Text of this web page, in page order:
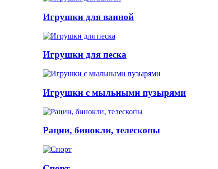
Игрушки для ванной
Игрушки для песка
Игрушки с мыльными пузырями
Рации, бинокли, телескопы